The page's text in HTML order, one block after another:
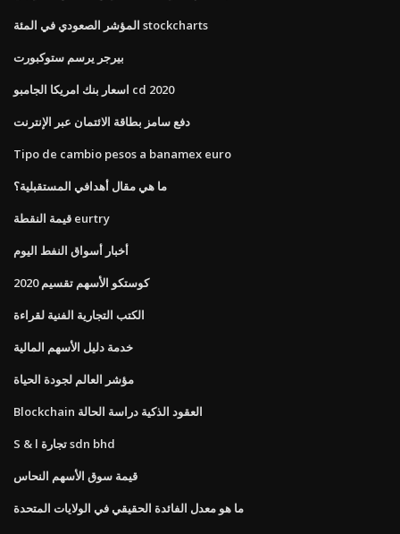
المؤشر الصعودي في المئة stockcharts
بيرجر يرسم ستوكبورت
اسعار بنك امريكا الجامبو cd 2020
دفع سامز بطاقة الائتمان عبر الإنترنت
Tipo de cambio pesos a banamex euro
ما هي مقال أهدافي المستقبلية؟
قيمة النقطة eurtry
أخبار أسواق النفط اليوم
كوستكو الأسهم تقسيم 2020
الكتب التجارية الفنية لقراءة
خدمة دليل الأسهم المالية
مؤشر العالم لجودة الحياة
Blockchain العقود الذكية دراسة الحالة
S & l تجارة sdn bhd
قيمة سوق الأسهم النحاس
ما هو معدل الفائدة الحقيقي في الولايات المتحدة